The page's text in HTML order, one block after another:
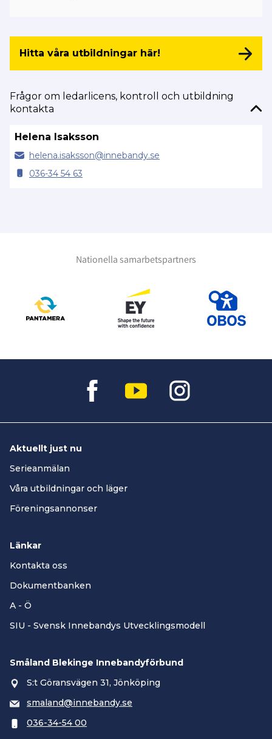
Hitta våra utbildningar här!
Frågor om ledarlicens, kontroll och utbildning
kontakta
Helena Isaksson
helena.isaksson@innebandy.se
036-34 54 63
Nationella samarbetspartners
Aktuellt just nu
Serieanmälan
Våra utbildningar och läger
Föreningsannonser
Länkar
Kontakta oss
Dokumentbanken
A - Ö
SIU - Svensk Innebandys Utvecklingsmodell
Småland Blekinge Innebandyförbund
S:t Göransvägen 31, Jönköping
smaland@innebandy.se
036-34-54 00